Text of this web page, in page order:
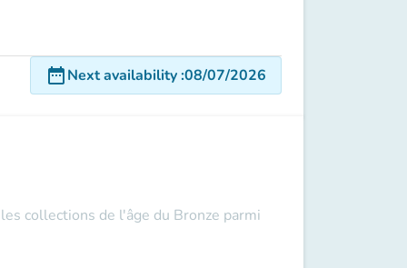
date_rangeNext availability:08/07/2026
collections de l'âge du Bronze parmi